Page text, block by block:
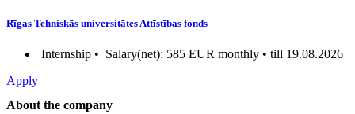
Rīgas Tehniskās universitātes Attīstības fonds
Internship • Salary(net): 585 EUR monthly • till 19.08.2026
Apply
About the company